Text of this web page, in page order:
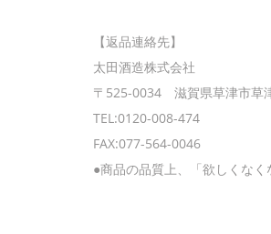
【返品連絡先】
太田酒造株式会社
〒525-0034 滋賀県草津市草
TEL:0120-008-474
FAX:077-564-0046
●商品の品質上、「欲しくな